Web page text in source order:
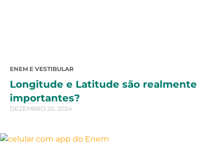
ENEM E VESTIBULAR
Longitude e Latitude são realmente
importantes?
DEZEMBRO 20, 2024